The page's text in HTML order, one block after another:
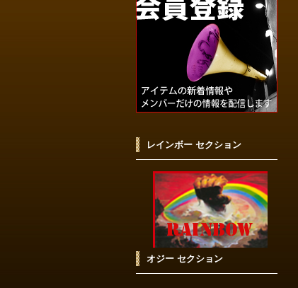
レインボー セクション
オジー セクション